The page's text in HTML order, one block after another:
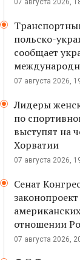
07 августа 2026,
польско-
сообщает
07 августа 2026,
Лидеры
по
выступят на
Хорватии
07 августа 2026,
Сенат
отношении
07 августа 2026,